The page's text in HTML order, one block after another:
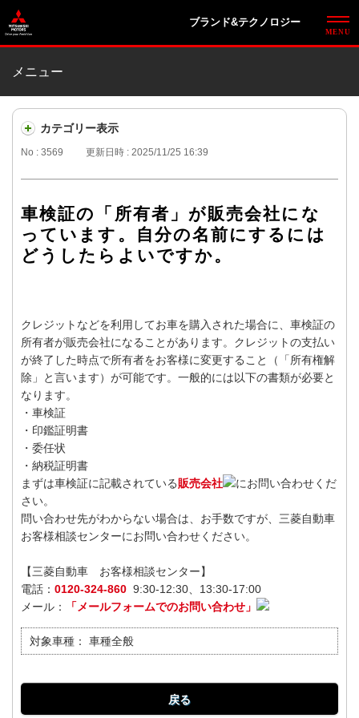
ブランド&テクノロジー
メニュー
カテゴリー表示
No : 3569 更新日時 : 2025/11/25 16:39
車検証の「所有者」が販売会社にな
っています。自分の名前にするには
どうしたらよいですか。
クレジットなどを利用してお車を購入された場合に、車検証の
所有者が販売会社になることがあります。クレジットの支払い
が終了した時点で所有者をお客様に変更すること（「所有権解
除」と言います）が可能です。一般的には以下の書類が必要と
なります。
・車検証
・印鑑証明書
・委任状
・納税証明書
まずは車検証に記載されている販売会社
にお問い合わせくだ
さい。
問い合わせ先がわからない場合は、お手数ですが、三菱自動車
お客様相談センターにお問い合わせください。
【三菱自動車 お客様相談センター】
電話： 0120-324-860 9:30-12:30、13:30-17:00
メール：
「メールフォームでのお問い合わせ」
対象車種： 車種全般
戻る